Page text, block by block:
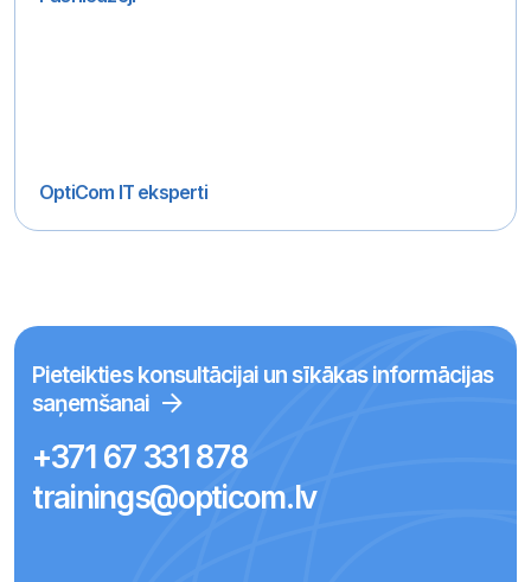
OptiCom IT eksperti
Pieteikties konsultācijai un sīkākas informācijas
saņemšanai
+371 67 331 878
trainings@opticom.lv